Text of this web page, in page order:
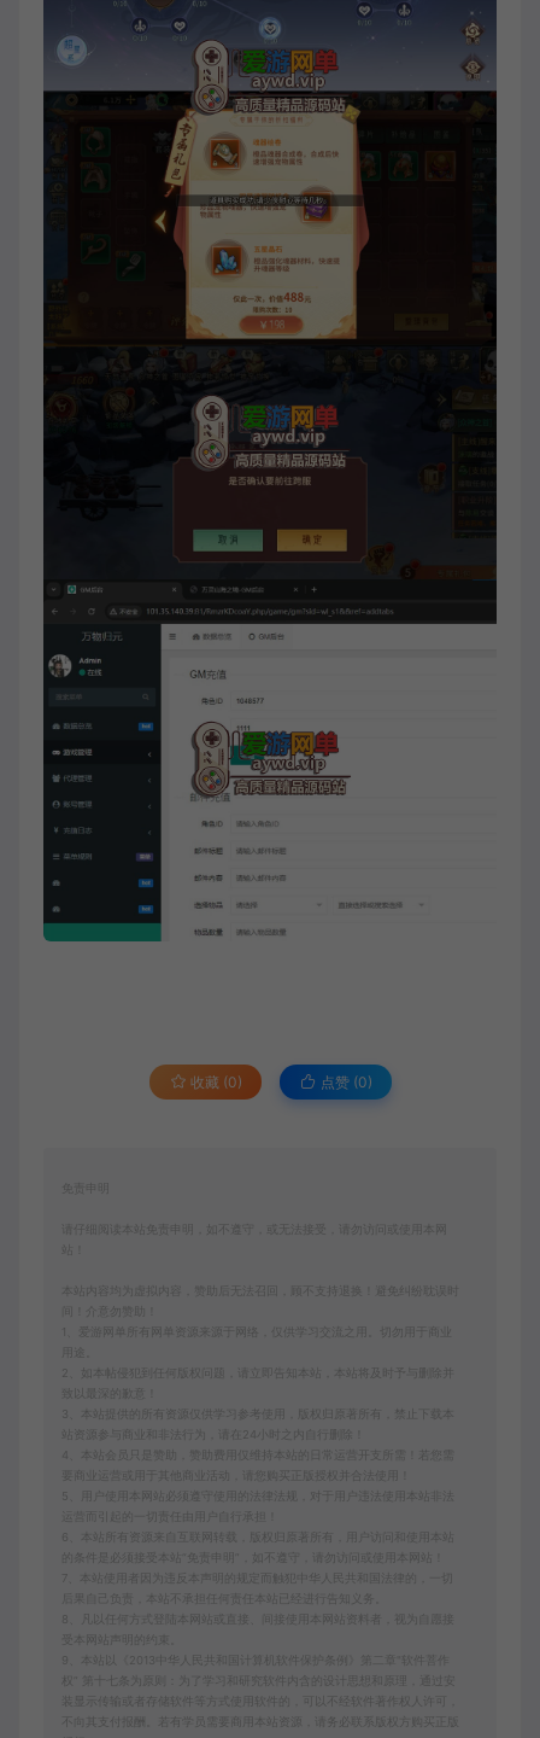
收藏 (0) 点赞 (0)
免责申明
请仔细阅读本站免责申明，如不遵守，或无法接受，请勿访问或使用本网
本站内容均为虚拟内容，赞助后无法召回，顾不支持退换！避免纠纷耽误时
间！介意勿赞助！
1、爱游网单所有网单资源来源于网络，仅供学习交流之用。切勿用于商业
2、如本帖侵犯到任何版权问题，请立即告知本站，本站将及时予与删除并
致以最深的歉意！
3、本站提供的所有资源仅供学习参考使用，版权归原著所有，禁止下载本
站资源参与商业和非法行为，请在24小时之内自行删除！
4、本站会员只是赞助，赞助费用仅维持本站的日常运营开支所需！若您需
要商业运营或用于其他商业活动，请您购买正版授权并合法使用！
5、用户使用本网站必须遵守使用的法律法规，对于用户违法使用本站非法
6、本站所有资源来自互联网转载，版权归原著所有，用户访问和使用本站
的条件是必须接受本站“免责申明”，如不遵守，请勿访问或使用本网站！
7、本站使用者因为违反本声明的规定而触犯中华人民共和国法律的，一切
后果自己负责，本站不承担任何责任本站已经进行告知义务。
8、凡以任何方式登陆本网站或直接、间接使用本网站资料者，视为自愿接
受本网站声明的约束。
9、本站以《2013中华人民共和国计算机软件保护条例》第二章"软件菩作
权” 第十七条为原则：为了学习和研究软件内含的设计思想和原理，通过安
装显示传输或者存储软件等方式使用软件的，可以不经软件著作权人许可，
不向其支付报酬。若有学员需要商用本站资源，请务必联系版权方购买正版